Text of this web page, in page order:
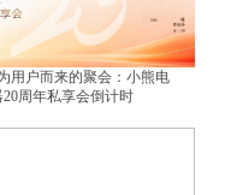
用户而来的聚会：小熊电
20周年私享会倒计时